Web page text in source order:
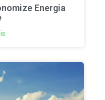
Energia